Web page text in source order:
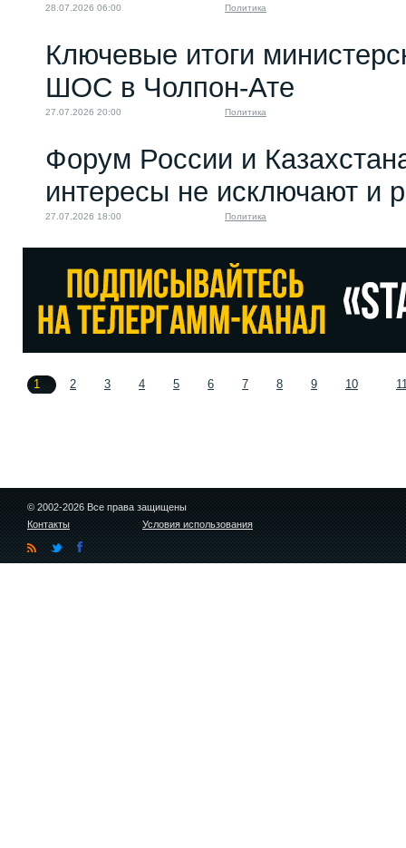
28.07.2026 06:00 Политика
Ключевые итоги
ШОС в Чолпон-Ате
27.07.2026 20:00 Политика
Форум России и
интересы не исключают и
27.07.2026 18:00 Политика
1 2 3 4 5 6 7 8 9 10
© 2002-2026 Все права защищены
Контакты
Условия использования